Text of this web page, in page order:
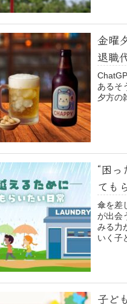
金曜
退職
あるそ
夕方の
“困
ても
傘を差
が出会
みる力
いく子
子ど